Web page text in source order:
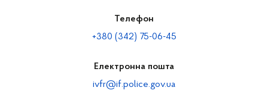
Телефон
+380 (342) 75-06-45
Електронна пошта
ivfr@if.police.gov.ua